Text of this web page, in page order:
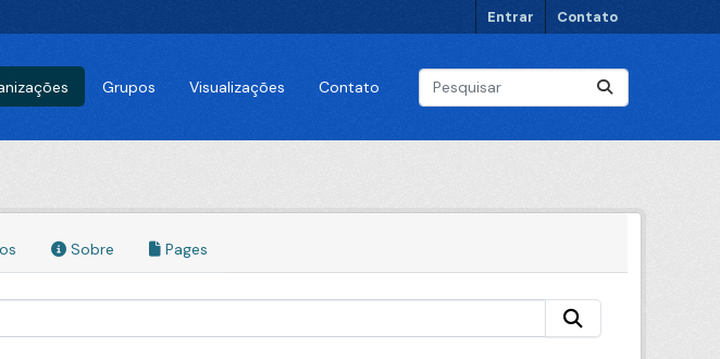
Entrar Contato
Grupos Visualizações Contato
Sobre Pages